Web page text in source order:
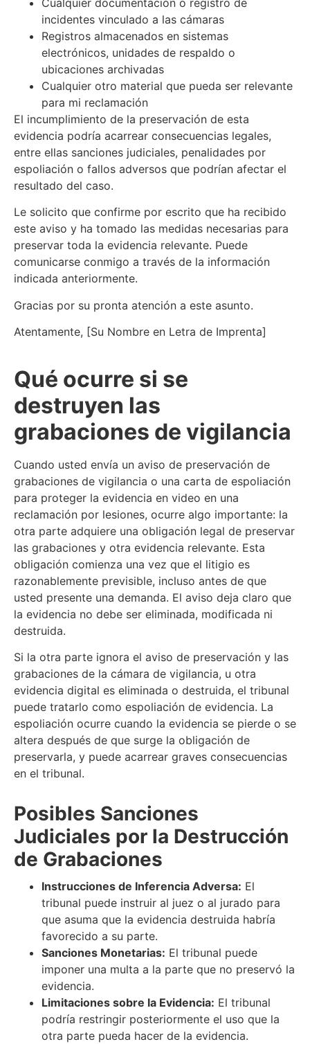
incidentes vinculado a las cámaras
Registros almacenados en sistemas
electrónicos, unidades de respaldo o
ubicaciones archivadas
Cualquier otro material que pueda ser relevante
para mi reclamación
El incumplimiento de la preservación de esta
evidencia podría acarrear consecuencias legales,
entre ellas sanciones judiciales, penalidades por
espoliación o fallos adversos que podrían afectar el
resultado del caso.
Le solicito que confirme por escrito que ha recibido
este aviso y ha tomado las medidas necesarias para
preservar toda la evidencia relevante. Puede
comunicarse conmigo a través de la información
indicada anteriormente.
Gracias por su pronta atención a este asunto.
Atentamente, [Su Nombre en Letra de Imprenta]
Qué ocurre si se
destruyen las
grabaciones de vigilancia
Cuando usted envía un aviso de preservación de
grabaciones de vigilancia o una carta de espoliación
para proteger la evidencia en video en una
reclamación por lesiones, ocurre algo importante: la
otra parte adquiere una obligación legal de preservar
las grabaciones y otra evidencia relevante. Esta
obligación comienza una vez que el litigio es
razonablemente previsible, incluso antes de que
usted presente una demanda. El aviso deja claro que
la evidencia no debe ser eliminada, modificada ni
destruida.
Si la otra parte ignora el aviso de preservación y las
grabaciones de la cámara de vigilancia, u otra
evidencia digital es eliminada o destruida, el tribunal
puede tratarlo como espoliación de evidencia. La
espoliación ocurre cuando la evidencia se pierde o se
altera después de que surge la obligación de
preservarla, y puede acarrear graves consecuencias
en el tribunal.
Posibles Sanciones
Judiciales por la Destrucción
de Grabaciones
Instrucciones de Inferencia Adversa: El
tribunal puede instruir al juez o al jurado para
que asuma que la evidencia destruida habría
favorecido a su parte.
Sanciones Monetarias: El tribunal puede
imponer una multa a la parte que no preservó la
evidencia.
Limitaciones sobre la Evidencia: El tribunal
podría restringir posteriormente el uso que la
otra parte pueda hacer de la evidencia.